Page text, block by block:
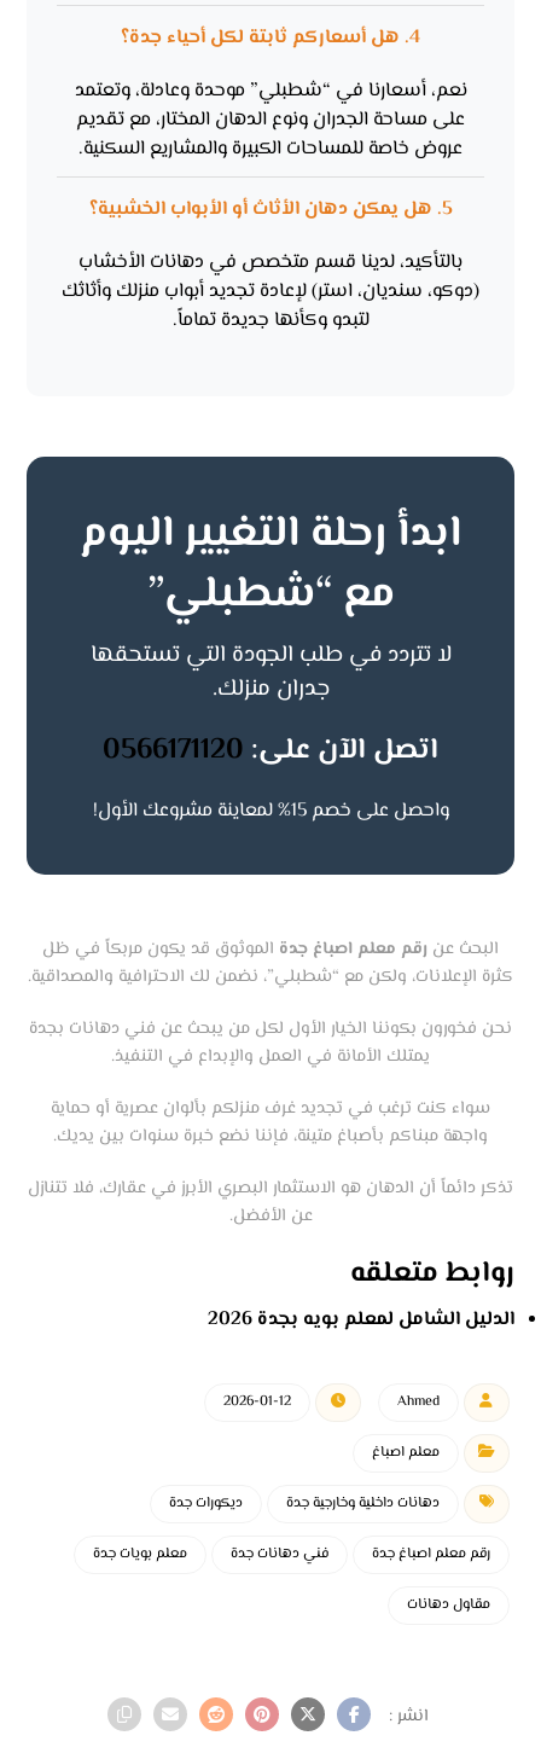
4. هل أسعاركم ثابتة لكل أحياء جدة؟
نعم، أسعارنا في “شطبلي” موحدة وعادلة، وتعتمد
على مساحة الجدران ونوع الدهان المختار، مع تقديم
عروض خاصة للمساحات الكبيرة والمشاريع السكنية.
5. هل يمكن دهان الأثاث أو الأبواب الخشبية؟
بالتأكيد، لدينا قسم متخصص في دهانات الأخشاب
(دوكو، سنديان، استر) لإعادة تجديد أبواب منزلك وأثاثك
لتبدو وكأنها جديدة تماماً.
ابدأ رحلة التغيير اليوم
مع “شطبلي”
لا تتردد في طلب الجودة التي تستحقها
جدران منزلك.
اتصل الآن على: 0566171120
واحصل على خصم 15% لمعاينة مشروعك الأول!
البحث عن رقم معلم اصباغ جدة الموثوق قد يكون مربكاً في ظل
كثرة الإعلانات، ولكن مع “شطبلي”، نضمن لك الاحترافية والمصداقية.
نحن فخورون بكوننا الخيار الأول لكل من يبحث عن فني دهانات بجدة
يمتلك الأمانة في العمل والإبداع في التنفيذ.
سواء كنت ترغب في تجديد غرف منزلكم بألوان عصرية أو حماية
واجهة مبناكم بأصباغ متينة، فإننا نضع خبرة سنوات بين يديك.
تذكر دائماً أن الدهان هو الاستثمار البصري الأبرز في عقارك، فلا تتنازل
عن الأفضل.
روابط متعلقه
الدليل الشامل لمعلم بويه بجدة 2026
Ahmed
2026-01-12
معلم اصباغ
دهانات داخلية وخارجية جدة ديكورات جدة
رقم معلم اصباغ جدة فني دهانات جدة معلم بويات جدة
مقاول دهانات